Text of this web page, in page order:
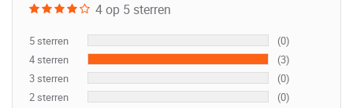
4 op 5 sterren
5 sterren
(0)
4 sterren
(3)
3 sterren
(0)
2 sterren
(0)